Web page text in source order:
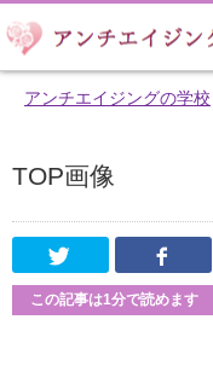
アンチエイジングの学校
TOP画像
Twitter
この記事は1分で読めます